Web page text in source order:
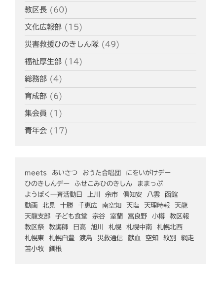
教区長 (60)
文化広報部 (15)
災害救援ひのきしん隊 (49)
福祉厚生部 (14)
総務部 (4)
育成部 (6)
集会員 (1)
青年会 (17)
meets あいさつ おうた合唱団
にをいがけデー
ひのきしんデー
ふせこみひのきしん
ままっぷ
ようぼく一斉活動日
上川 余市 倶知安 八雲
函館
動画
北見 十勝 千恵広 南空知 天塩 天理時報
天龍
天龍支部
子ども食堂 宗谷 室蘭 富良野 小樽
教区報
教区祭
教誨師 日高 旭川 札幌 札幌中南
札幌北西
札幌東
札幌白豊 渡島 災救通信 献血 空知 紋別
網走
苫小牧
釧根